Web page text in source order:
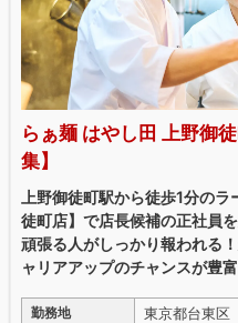
らぁ麺 はやし田 上野御
集】
上野御徒町駅から徒歩1分の
徒町店】で店長候補の正社員
頑張る人がしっかり報われる
ャリアアップのチャンスが豊
勤務地 東京都台東区